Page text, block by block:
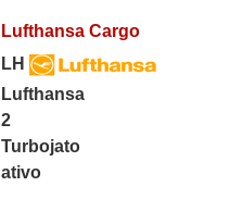
Lufthansa Cargo
LH
Lufthansa
2
Turbojato
ativo